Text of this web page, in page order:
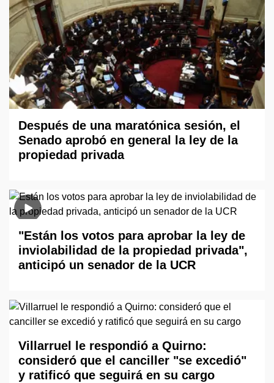
Después de una maratónica sesión, el
Senado aprobó en general la ley de la
propiedad privada
"Están los votos para aprobar la ley de
inviolabilidad de la propiedad privada",
anticipó un senador de la UCR
Villarruel le respondió a Quirno:
consideró que el canciller "se excedió"
y ratificó que seguirá en su cargo